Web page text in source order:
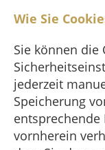
Wie Sie
Sie können die
jederzeit
Speicherung
entsprechende
vornherein